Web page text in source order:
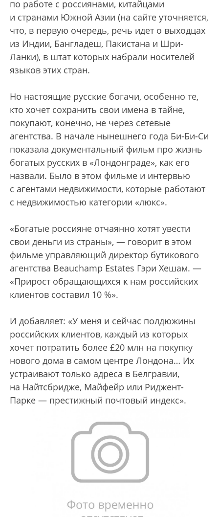
по работе с россиянами, китайцами
и странами Южной Азии (на сайте уточняется,
что, в первую очередь, речь идет о выходцах
из Индии, Бангладеш, Пакистана и Шри-
Ланки), в штат которых набрали носителей
языков этих стран.
Но настоящие русские богачи, особенно те,
кто хочет сохранить свои имена в тайне,
покупают, конечно, не через сетевые
агентства. В начале нынешнего года Би-Би-Си
показала документальный фильм про жизнь
богатых русских в «Лондонграде», как его
назвали. Было в этом фильме и интервью
с агентами недвижимости, которые работают
с недвижимостью категории «люкс».
«Богатые россияне отчаянно хотят увести
свои деньги из страны», — говорит в этом
фильме управляющий директор бутикового
агентства Beauchamp Estates Гэри Хешам. —
«Прирост обращающихся к нам российских
клиентов составил 10 %».
И добавляет: «У меня и сейчас полдюжины
российских клиентов, каждый из которых
хочет потратить более £20 млн на покупку
нового дома в самом центре Лондона… Их
устраивают только адреса в Белгравии,
на Найтсбридже, Майфейр или Риджент-
Парке — престижный почтовый индекс».